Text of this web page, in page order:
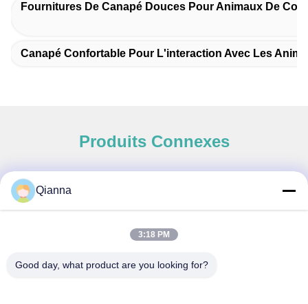
Fournitures De Canapé Douces Pour Animaux De
Canapé Confortable Pour L'interaction Avec Les
Produits Connexes
No 793 rue Tongren, ville de Tongxiang, province du
Qianna
3:18 PM
Good day, what product are you looking for?